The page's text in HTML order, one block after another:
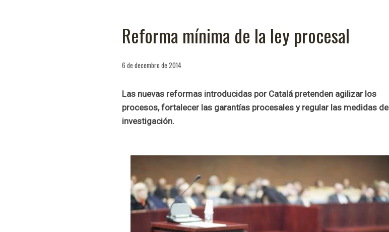
Reforma mínima de la ley procesal
6 de decembro de 2014
Las nuevas reformas introducidas por Catalá pretenden agilizar los
procesos, fortalecer las garantías procesales y regular las medidas de
investigación.